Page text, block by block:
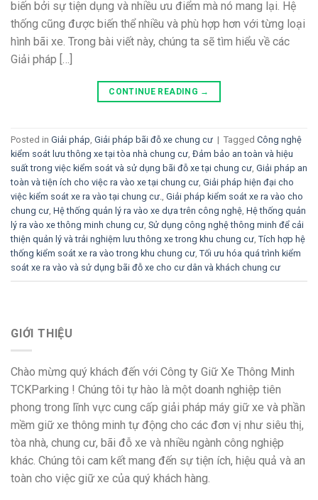
biến bởi sự tiện dụng và nhiều ưu điểm mà nó mang lại. Hệ
thống cũng được biến thể nhiều và phù hợp hơn với từng loại
hình bãi xe. Trong bài viết này, chúng ta sẽ tìm hiểu về các
Giải pháp […]
CONTINUE READING →
Posted in Giải pháp, Giải pháp bãi đỗ xe chung cư | Tagged Công nghệ
kiểm soát lưu thông xe tại tòa nhà chung cư, Đảm bảo an toàn và hiệu
suất trong việc kiểm soát và sử dụng bãi đỗ xe tại chung cư, Giải pháp an
toàn và tiện ích cho việc ra vào xe tại chung cư, Giải pháp hiện đại cho
việc kiểm soát xe ra vào tại chung cư., Giải pháp kiểm soát xe ra vào cho
chung cư, Hệ thống quản lý ra vào xe dựa trên công nghệ, Hệ thống quản
lý ra vào xe thông minh chung cư, Sử dụng công nghệ thông minh để cải
thiện quản lý và trải nghiệm lưu thông xe trong khu chung cư, Tích hợp hệ
thống kiểm soát xe ra vào trong khu chung cư, Tối ưu hóa quá trình kiểm
soát xe ra vào và sử dụng bãi đỗ xe cho cư dân và khách chung cư
GIỚI THIỆU
Chào mừng quý khách đến với Công ty Giữ Xe Thông Minh
TCKParking ! Chúng tôi tự hào là một doanh nghiệp tiên
phong trong lĩnh vực cung cấp giải pháp máy giữ xe và phần
mềm giữ xe thông minh tự động cho các đơn vị như siêu thị,
tòa nhà, chung cư, bãi đỗ xe và nhiều ngành công nghiệp
khác. Chúng tôi cam kết mang đến sự tiện ích, hiệu quả và an
toàn cho việc giữ xe của quý khách hàng.